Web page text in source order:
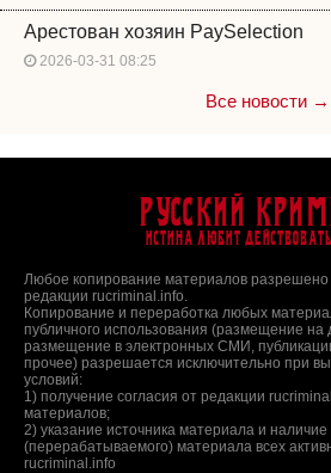
Арестован хозяин PaySelection
2026-03-31 08:25
Все новости →
Русский
Истина любит
Любое копирование материалов разрешено
редакции rucriminal.info.
Копирование и переработка любых
публичного использования (размещение на
размещение в электронных СМИ,
прочее) разрешается исключительно при
условий:
1) получение согласия от редакции
материалов;
2) указание источника материала и наличие
(перерабатываемого) материала всех
rucriminal.info